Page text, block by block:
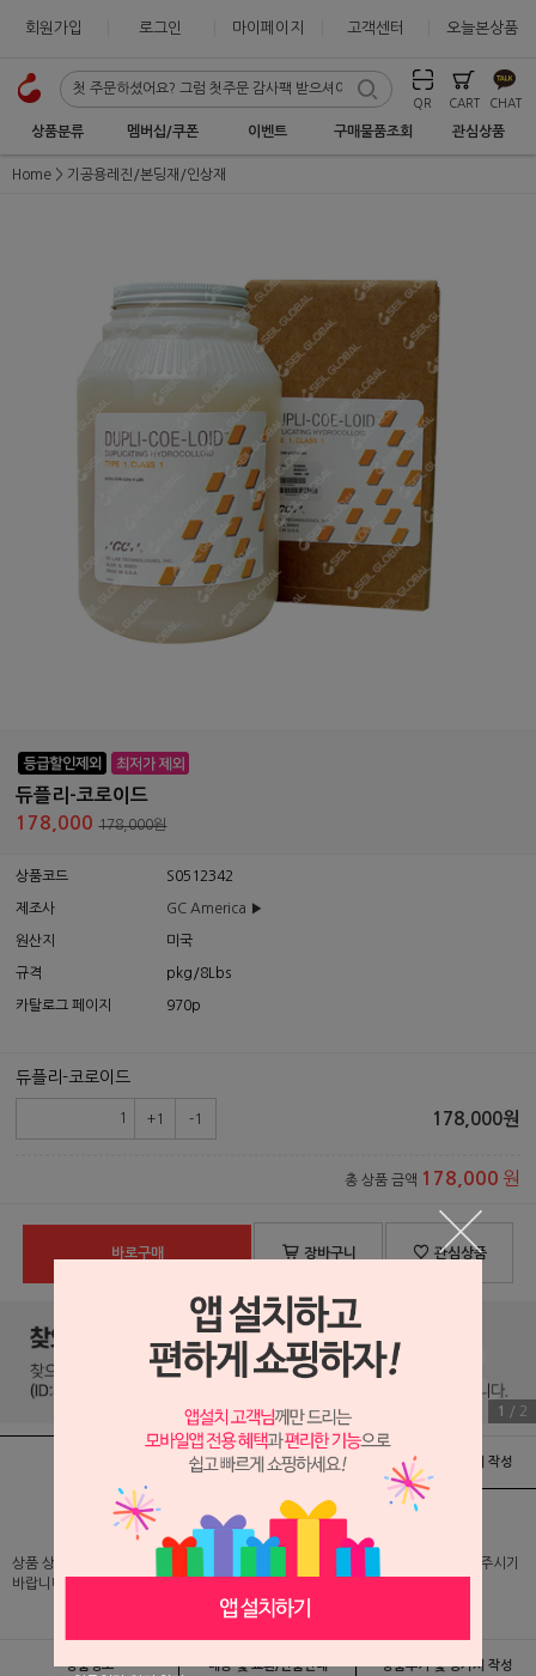
회원가입 로그인 마이페이지 고객센터 오늘본상품
QR CART CHAT
상품분류 멤버십/쿠폰 이벤트 구매물품조회 관심상품
Home 기공용레진/본딩재/인상재
듀플리-코로이드
178,000 178,000원
상품코드 S0512342
제조사 GC America ▶
원산지 미국
규격 pkg/8Lbs
카탈로그 페이지 970p
듀플리-코로이드
+1 -1 178,000원
총 상품 금액 178,000 원
바로구매 장바구니 관심상품
1 / 2
배송 및 교환/반품안내 상품후기 및 평가서 작성
상품 상세 설명 및 실제 구매 가격은 로그인 후 확인 가능하오니 반드시 로그인해 주시기
바랍니다.
상품정보 배송 및 교환/반품안내 상품후기 및 평가서 작성